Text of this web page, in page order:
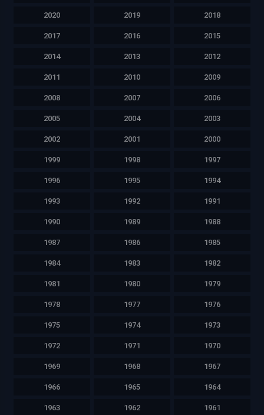
2020 2019 2018
2017 2016 2015
2014 2013 2012
2011 2010 2009
2008 2007 2006
2005 2004 2003
2002 2001 2000
1999 1998 1997
1996 1995 1994
1993 1992 1991
1990 1989 1988
1987 1986 1985
1984 1983 1982
1981 1980 1979
1978 1977 1976
1975 1974 1973
1972 1971 1970
1969 1968 1967
1966 1965 1964
1963 1962 1961